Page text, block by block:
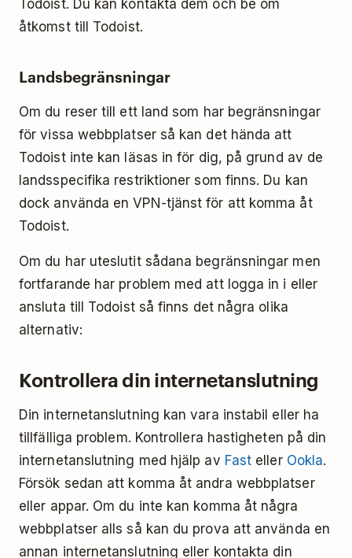
Todoist. Du kan kontakta dem och be om
åtkomst till Todoist.
Landsbegränsningar
Om du reser till ett land som har begränsningar
för vissa webbplatser så kan det hända att
Todoist inte kan läsas in för dig, på grund av de
landsspecifika restriktioner som finns. Du kan
dock använda en VPN-tjänst för att komma åt
Todoist.
Om du har uteslutit sådana begränsningar men
fortfarande har problem med att logga in i eller
ansluta till Todoist så finns det några olika
alternativ:
Kontrollera din internetanslutning
Din internetanslutning kan vara instabil eller ha
tillfälliga problem. Kontrollera hastigheten på din
internetanslutning med hjälp av Fast eller Ookla.
Försök sedan att komma åt andra webbplatser
eller appar. Om du inte kan komma åt några
webbplatser alls så kan du prova att använda en
annan internetanslutning eller kontakta din